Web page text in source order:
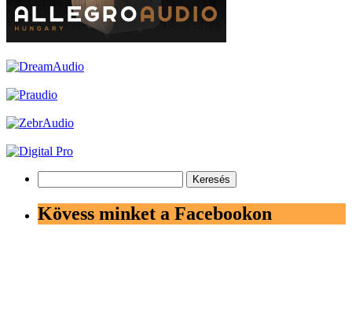
Kövess minket a Facebookon